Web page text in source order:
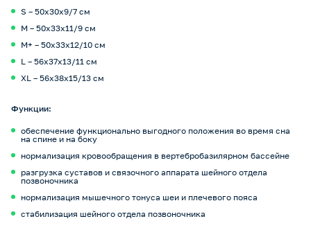
S – 50x30x9/7 см
M – 50x33x11/9 см
M+ – 50x33x12/10 см
L – 56x37x13/11 см
XL – 56x38x15/13 см
Функции:
обеспечение функционально выгодного положения во время сна
на спине и на боку
нормализация кровообращения в вертебробазилярном бассейне
разгрузка суставов и связочного аппарата шейного отдела
позвоночника
нормализация мышечного тонуса шеи и плечевого пояса
стабилизация шейного отдела позвоночника